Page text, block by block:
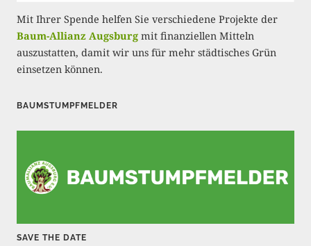
g
d
r
B
i
r
Mit Ihrer Spende helfen Sie verschiedene Projekte der
Baum-Allianz Augsburg mit finanziellen Mitteln
auszustatten, damit wir uns für mehr städtisches Grün
einsetzen können.
BAUMSTUMPFMELDER
SAVE THE DATE